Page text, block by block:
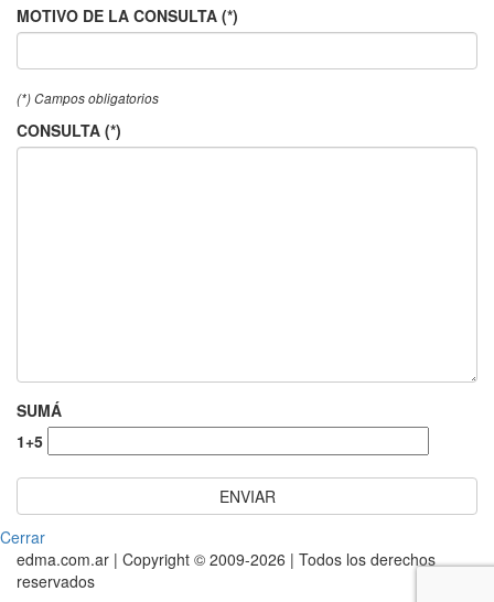
MOTIVO DE LA CONSULTA (*)
(*) Campos obligatorios
CONSULTA (*)
SUMÁ
1+5
Cerrar
edma.com.ar | Copyright © 2009-2026 | Todos los derechos
reservados